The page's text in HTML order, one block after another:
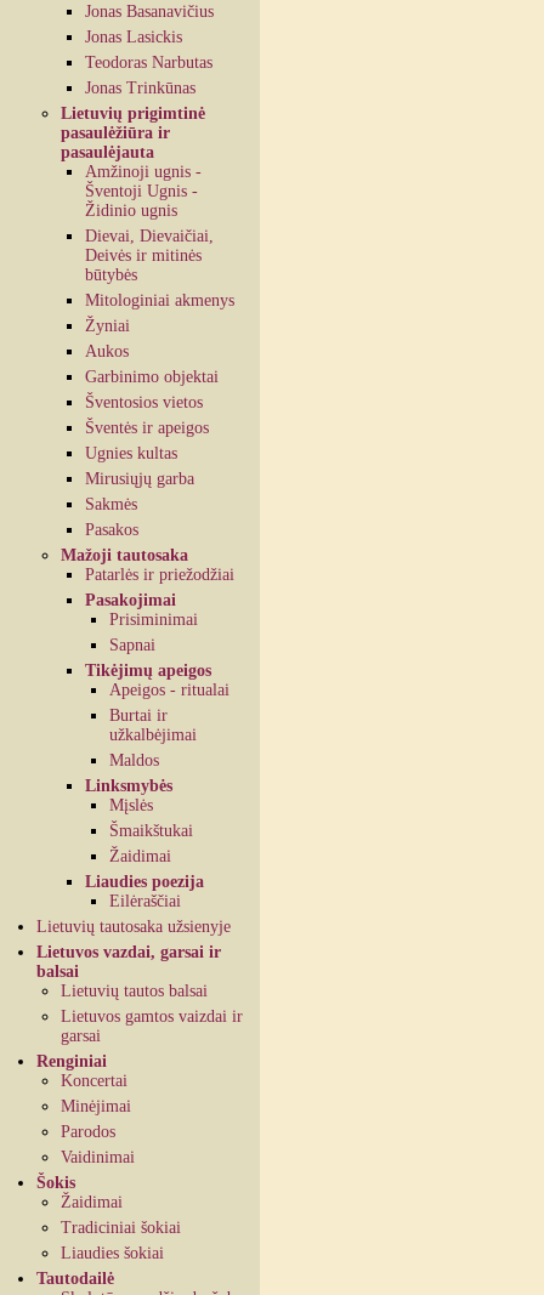
Jonas Basanavičius
Jonas Lasickis
Teodoras Narbutas
Jonas Trinkūnas
Lietuvių prigimtinė
pasaulėžiūra ir
pasaulėjauta
Amžinoji ugnis -
Šventoji Ugnis -
Židinio ugnis
Dievai, Dievaičiai,
Deivės ir mitinės
būtybės
Mitologiniai akmenys
Žyniai
Aukos
Garbinimo objektai
Šventosios vietos
Šventės ir apeigos
Ugnies kultas
Mirusiųjų garba
Sakmės
Pasakos
Mažoji tautosaka
Patarlės ir priežodžiai
Pasakojimai
Prisiminimai
Sapnai
Tikėjimų apeigos
Apeigos - ritualai
Burtai ir
užkalbėjimai
Maldos
Linksmybės
Mįslės
Šmaikštukai
Žaidimai
Liaudies poezija
Eilėraščiai
Lietuvių tautosaka užsienyje
Lietuvos vazdai, garsai ir
balsai
Lietuvių tautos balsai
Lietuvos gamtos vaizdai ir
garsai
Renginiai
Koncertai
Minėjimai
Parodos
Vaidinimai
Šokis
Žaidimai
Tradiciniai šokiai
Liaudies šokiai
Tautodailė